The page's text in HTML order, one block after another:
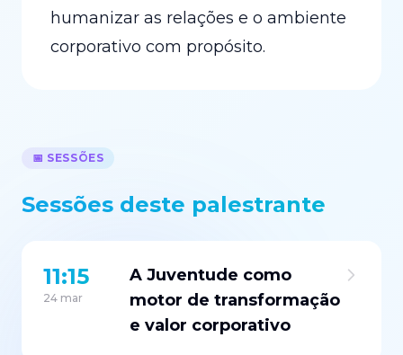
humanizar as relações e o ambiente
corporativo com propósito.
📅 SESSÕES
Sessões deste palestrante
11:15
24 mar
A Juventude como
motor de transformação
e valor corporativo